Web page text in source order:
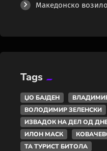
Македонско
Tags
ЏО БАЈДЕН
ВОЛОДИМИР ЗЕЛЕНСКИ
ИЗВАДОК НА ДЕЛ ОД
ИЛОН МАСК
ТА ТУРИСТ БИТОЛА